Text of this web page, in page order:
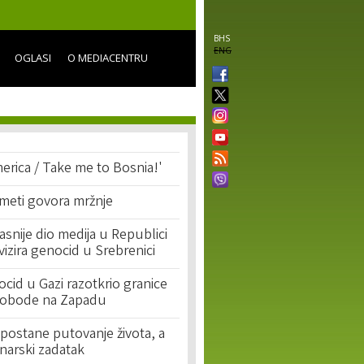
BHS
ENG
OGLASI O MEDIACENTRU
/ Take me to Bosnia!'
govora mržnje
dio medija u Republici
genocid u Srebrenici
u Gazi razotkrio granice
na Zapadu
putovanje života, a
zadatak